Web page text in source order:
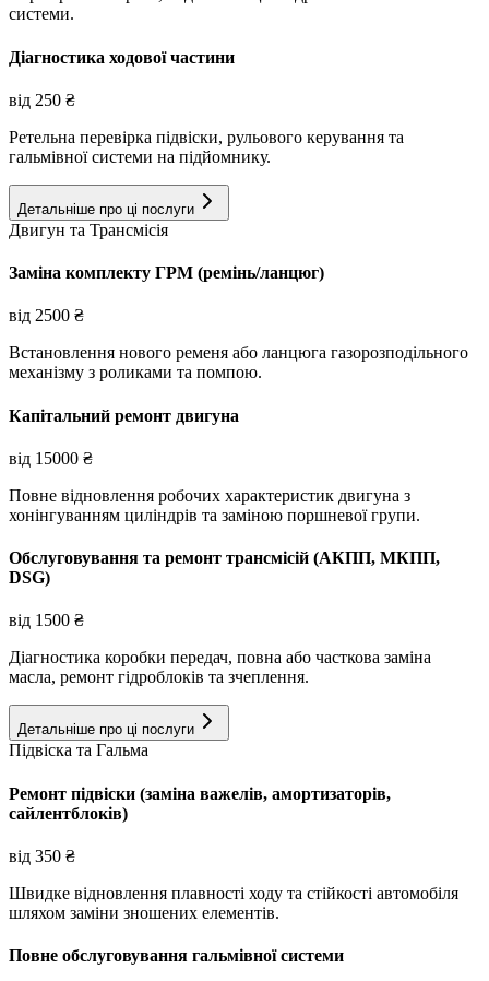
системи.
Діагностика ходової частини
від 250 ₴
Ретельна перевірка підвіски, рульового керування та
гальмівної системи на підйомнику.
Детальніше про ці послуги
Двигун та Трансмісія
Заміна комплекту ГРМ (ремінь/ланцюг)
від 2500 ₴
Встановлення нового ременя або ланцюга газорозподільного
механізму з роликами та помпою.
Капітальний ремонт двигуна
від 15000 ₴
Повне відновлення робочих характеристик двигуна з
хонінгуванням циліндрів та заміною поршневої групи.
Обслуговування та ремонт трансмісій (АКПП, МКПП,
DSG)
від 1500 ₴
Діагностика коробки передач, повна або часткова заміна
масла, ремонт гідроблоків та зчеплення.
Детальніше про ці послуги
Підвіска та Гальма
Ремонт підвіски (заміна важелів, амортизаторів,
сайлентблоків)
від 350 ₴
Швидке відновлення плавності ходу та стійкості автомобіля
шляхом заміни зношених елементів.
Повне обслуговування гальмівної системи